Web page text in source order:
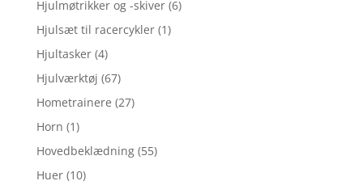
Hjulmøtrikker og -skiver (6)
Hjulsæt til racercykler (1)
Hjultasker (4)
Hjulværktøj (67)
Hometrainere (27)
Horn (1)
Hovedbeklædning (55)
Huer (10)